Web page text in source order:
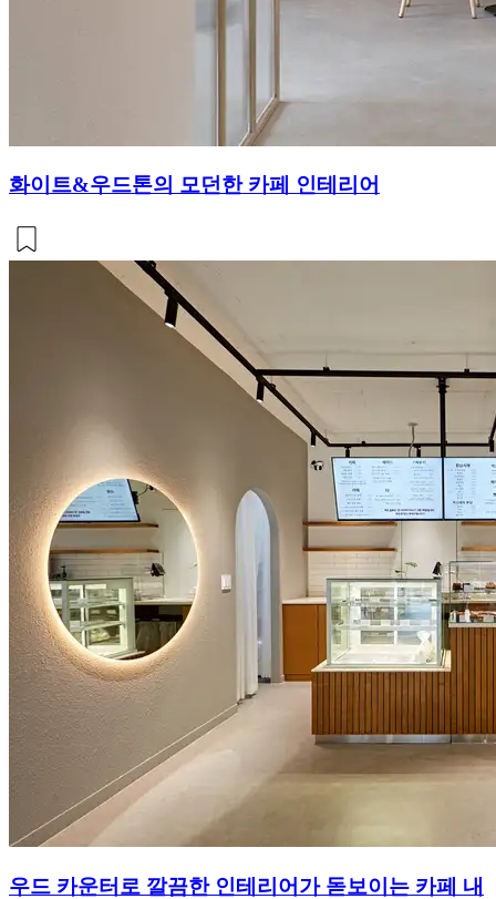
화이트&우드톤의 모던한 카페 인테리어
우드 카운터로 깔끔한 인테리어가 돋보이는 카페 내